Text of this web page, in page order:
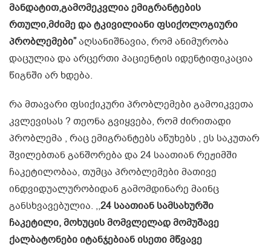
მანდატით,გამომეკვლია ემიგრანტების
რთული,მძიმე და ტკივილიანი ფსიქოლოგიური
პრობლემები”აღსანიშნავია, რომ ანიმურობა
დაცულია და არცერთი პაციენტის იდენტიფიკაცია
წიგნში არ ხდება.
რა მთავარი ფსიქიკური პრობლემები გამოიკვეთა
კვლევისას ? თეონა გვიყვება, რომ ძირითადი
პრობლემა , რაც ემიგრანტებს აწუხებს , ეს საკუთარ
შვილებთან განშორება და 24 საათიან რეჟიმში
ჩაკეტილობაა, თუმცა პრობლემები მათივე
ინდვიდუალურობიდან გამომდინარე მაინც
განსხვავებულია. ,,24 საათიან სამსახურში
ჩაკეტილი, მოხუცის მომვლელად მომუშავე
ქალბატონები იტანჯებიან ისეთი მწვავე